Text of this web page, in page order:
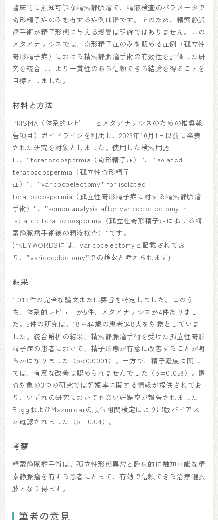
臨床的に触知可能な精索静脈瘤で、精液検査のパラメータで
奇形精子症のみを有する症例は稀です。そのため、精索静脈
瘤手術が精子形態に与える影響は明確ではありません。この
メタアナリシスでは、奇形精子症のみを認める症例（孤立性
奇形精子症）における精索静脈瘤手術の有効性を評価した研
究を統合し、より一貫性のある信頼できる結論を得ることを
目標としました。
材料と方法
PRISMA（体系的レビューとメタアナリシスのための推奨報
告項目）ガイドラインを利用し、2023年10月1日以前に発表
された研究を対象としました。使用した検索用語
は、”teratozoospermia（奇形精子症）”、”isolated
teratozoospermia（孤立性奇形精子
症）”、”varicocoelectomy* for isolated
teratozoospermia（孤立性奇形精子症に対する精索静脈瘤
手術）”、”semen analysis after varicocoelectomy in
isolated teratozoospermia（孤立性奇形精子症における精
索静脈瘤手術後の精液検査）”です。
(*KEYWORDSには、varicocelectomyと記載されてお
り、”varicocelectomy”での検索と考えられます)
結果
1,013件の完全な論文または要旨を特定しました。このう
ち、体系的レビューが5件、メタアナリシスが4件ありまし
た。5件の研究は、18～44歳の患者348人を対象としていま
した。統合解析の結果、精索静脈瘤手術を受けた孤立性奇形
精子症の患者において、精子形態が有意に改善することが明
らかになりました（p<0.0001）。一方で、精子濃度に関し
ては、有意な改善は認められませんでした（p=0.058）。調
査対象の3つの研究では妊娠率に関する情報が提供されてお
り、いずれの研究においても高い妊娠率が報告されました。
BeggおよびMazumdarの順位相関検定により出版バイアス
が確認されました（p=0.04）。
考察
精索静脈瘤手術は、孤立性形態異常と臨床的に触知可能な精
索静脈瘤を有する患者にとって、有効で信頼できる治療選択
肢となり得ます。
筆者の意見